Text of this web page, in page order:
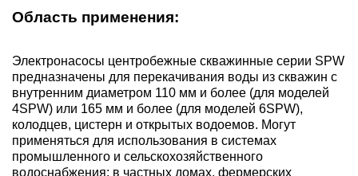
Область применения:
Электронасосы центробежные скважинные серии SPW
предназначены для перекачивания воды из скважин с
внутренним диаметром 110 мм и более (для моделей
4SPW) или 165 мм и более (для моделей 6SPW),
колодцев, цистерн и открытых водоемов. Могут
применяться для использования в системах
промышленного и сельскохозяйственного
водоснабжения: в частных домах, фермерских